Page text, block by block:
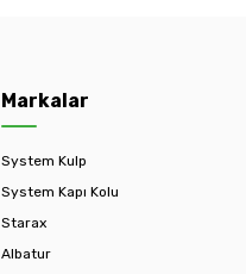
Markalar
System Kulp
System Kapı Kolu
Starax
Albatur